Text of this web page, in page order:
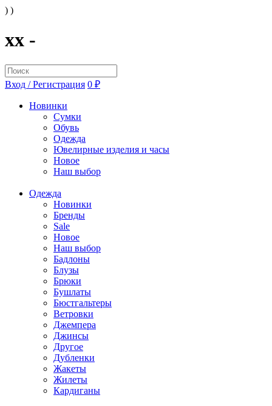
) )
xx -
Вход / Регистрация 0 ₽
Новинки
Сумки
Обувь
Одежда
Ювелирные изделия и часы
Новое
Наш выбор
Одежда
Новинки
Бренды
Sale
Новое
Наш выбор
Бадлоны
Блузы
Брюки
Бушлаты
Бюстгальтеры
Ветровки
Джемпера
Джинсы
Другое
Дубленки
Жакеты
Жилеты
Кардиганы